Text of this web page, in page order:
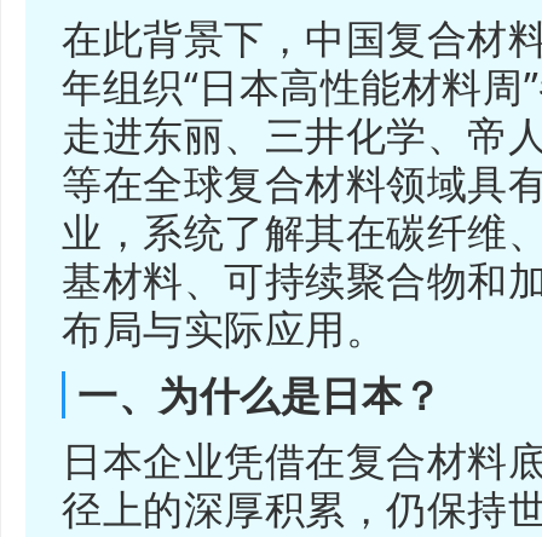
在此背景下，中国复合材
年组织“日本高性能材料周
走进东丽、三井化学、帝
等在全球复合材料领域具
业，系统了解其在碳纤维
基材料、可持续聚合物和
布局与实际应用。
一、为什么是日本？
日本企业凭借在复合材料
径上的深厚积累，仍保持